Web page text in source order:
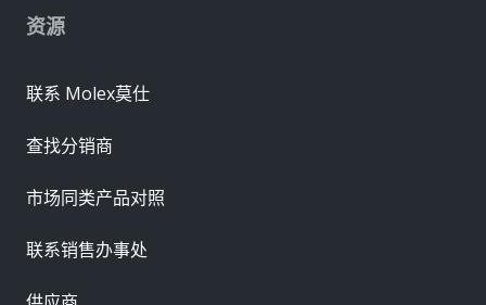
资源
联系 Molex莫仕
查找分销商
市场同类产品对照
联系销售办事处